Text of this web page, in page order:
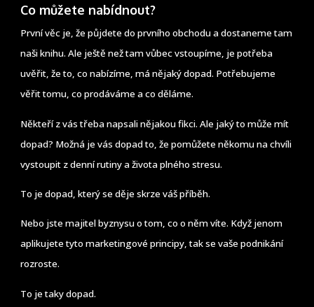
Co můžete nabídnout?
První věc je, že půjdete do prvního obchodu a dostaneme tam
naši knihu. Ale ještě než tam vůbec vstoupíme, je potřeba
uvěřit, že to, co nabízíme, má nějaký dopad. Potřebujeme
věřit tomu, co prodáváme a co děláme.
Někteří z vás třeba napsali nějakou fikci. Ale jaký to může mít
dopad? Možná je vás dopad to, že pomůžete někomu na chvíli
vystoupit z denní rutiny a života plného stresu.
To je dopad, který se děje skrze váš příběh.
Nebo jste majitel byznysu o tom, co o něm víte. Když jenom
aplikujete tyto marketingové principy, tak se vaše podnikání
rozroste.
To je taky dopad.